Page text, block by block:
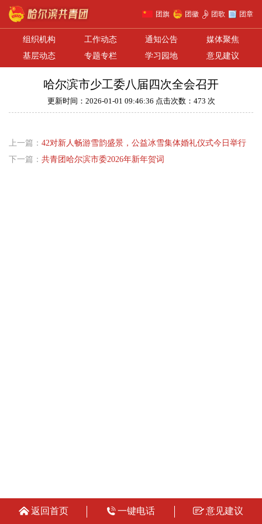
团旗 团徽 团歌 团章
组织机构 工作动态 通知公告
媒体聚焦
基层动态
专题专栏 学习园地 意见建议
哈尔滨市少工委八届四次全会召开
更新时间：2026-01-01 09:46:36 点击次数：473 次
上一篇： 42对新人畅游雪韵盛景，公益冰雪集体婚礼仪式今日举行
下一篇： 共青团哈尔滨市委2026年新年贺词
返回首页 一键电话 意见建议